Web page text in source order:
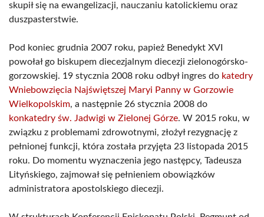
skupił się na ewangelizacji, nauczaniu katolickiemu oraz
duszpasterstwie.
Pod koniec grudnia 2007 roku, papież Benedykt XVI
powołał go biskupem diecezjalnym diecezji zielonogórsko-
gorzowskiej. 19 stycznia 2008 roku odbył ingres do katedry
Wniebowzięcia Najświętszej Maryi Panny w Gorzowie
Wielkopolskim, a następnie 26 stycznia 2008 do
konkatedry św. Jadwigi w Zielonej Górze. W 2015 roku, w
związku z problemami zdrowotnymi, złożył rezygnację z
pełnionej funkcji, która została przyjęta 23 listopada 2015
roku. Do momentu wyznaczenia jego następcy, Tadeusza
Lityńskiego, zajmował się pełnieniem obowiązków
administratora apostolskiego diecezji.